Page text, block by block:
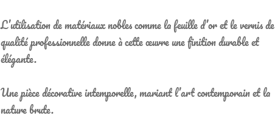
L’utilisation de matériaux nobles comme la feuille d’or et le vernis de
qualité professionnelle donne à cette œuvre une finition durable et
élégante.
Une pièce décorative intemporelle, mariant l’art contemporain et la
nature brute.